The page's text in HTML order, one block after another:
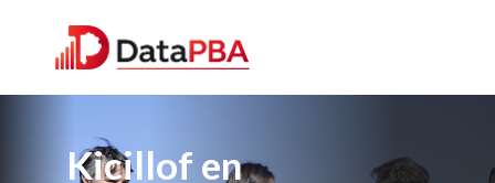
Kicillof en